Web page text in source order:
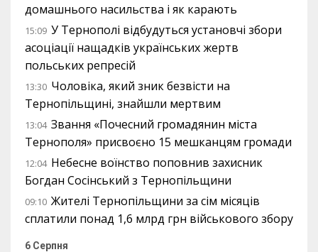
домашнього насильства і як карають
15:09 У Тернополі відбудуться установчі збори
асоціації нащадків українських жертв
польських репресій
13:30 Чоловіка, який зник безвісти на
Тернопільщині, знайшли мертвим
13:04 Звання «Почесний громадянин міста
Тернополя» присвоєно 15 мешканцям громади
12:04 Небесне воїнство поповнив захисник
Богдан Сосінський з Тернопільщини
09:10 Жителі Тернопільщини за сім місяців
сплатили понад 1,6 млрд грн військового збору
6 Серпня